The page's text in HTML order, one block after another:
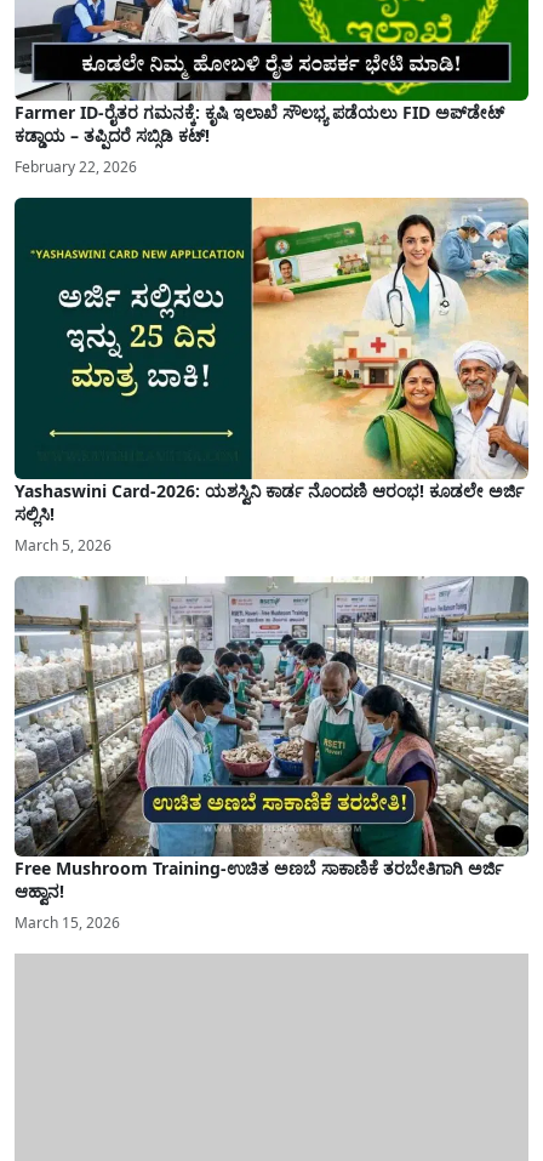
Farmer ID-ರೈತರ ಗಮನಕ್ಕೆ: ಕೃಷಿ ಇಲಾಖೆ ಸೌಲಭ್ಯ ಪಡೆಯಲು FID ಅಪ್‌ಡೇಟ್
ಕಡ್ಡಾಯ – ತಪ್ಪಿದರೆ ಸಬ್ಸಿಡಿ ಕಟ್!
February 22, 2026
Yashaswini Card-2026: ಯಶಸ್ವಿನಿ ಕಾರ್ಡ ನೊಂದಣಿ ಆರಂಭ! ಕೂಡಲೇ ಅರ್ಜಿ
ಸಲ್ಲಿಸಿ!
March 5, 2026
Free Mushroom Training-ಉಚಿತ ಅಣಬೆ ಸಾಕಾಣಿಕೆ ತರಬೇತಿಗಾಗಿ ಅರ್ಜಿ
ಆಹ್ವಾನ!
March 15, 2026